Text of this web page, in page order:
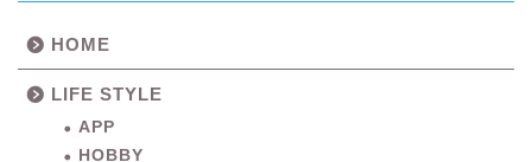
HOME
LIFE STYLE
APP
HOBBY